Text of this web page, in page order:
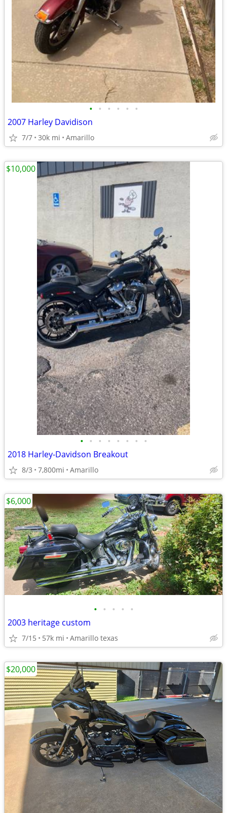
• • • • • •
2007 Harley Davidison
7/7 30k mi Amarillo
• • • • • • • •
2018 Harley-Davidson Breakout
8/3 7,800mi Amarillo
$10,000
• • • • •
2003 heritage custom
7/15 57k mi Amarillo texas
$6,000
$20,000